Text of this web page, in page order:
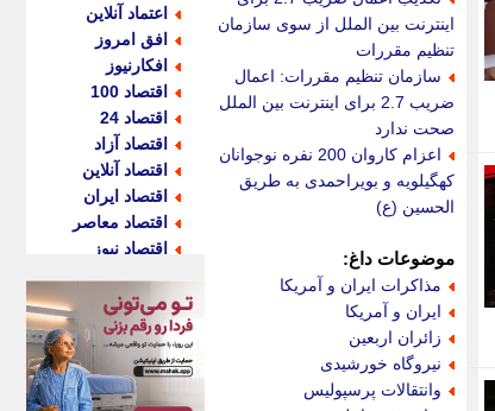
اینترنت بین الملل از سوی سازمان
تنظیم مقررات
سازمان تنظیم مقررات: اعمال
ضریب 2.7 برای اینترنت بین الملل
صحت ندارد
اعزام کاروان 200 نفره نوجوانان
کهگیلویه و بویراحمدی به طریق
الحسین (ع)
موضوعات داغ:
مذاکرات ایران و آمریکا
ایران و آمریکا
زائران اربعین
نیروگاه خورشیدی
وانتقالات پرسپولیس
اعتماد آنلاین
افق امروز
افکارنیوز
اقتصاد 100
اقتصاد 24
اقتصاد آزاد
اقتصاد آنلاین
اقتصاد ایران
اقتصاد معاصر
اقتصاد نیوز
اکوفارس
اکونگار
اکونیوز
الف
انتشار آنلاین